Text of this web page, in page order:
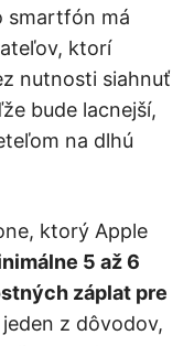
smartfón má
ktorí
nutnosti siahnuť
bude lacnejší,
na dlhú
ktorý Apple
5 až 6
záplat pre
z dôvodov,